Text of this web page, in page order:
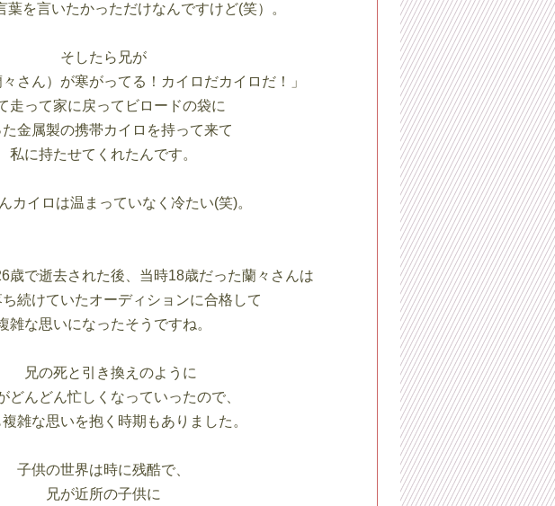
葉を言いたかっただけなんですけど(笑）。
そしたら兄が
々さん）が寒がってる！カイロだカイロだ！」
走って家に戻ってビロードの袋に
た金属製の携帯カイロを持って来て
私に持たせてくれたんです。
カイロは温まっていなく冷たい(笑)。
で逝去された後、当時18歳だった蘭々さんは
続けていたオーディションに合格して
雑な思いになったそうですね。
兄の死と引き換えのように
どんどん忙しくなっていったので、
雑な思いを抱く時期もありました。
子供の世界は時に残酷で、
兄が近所の子供に